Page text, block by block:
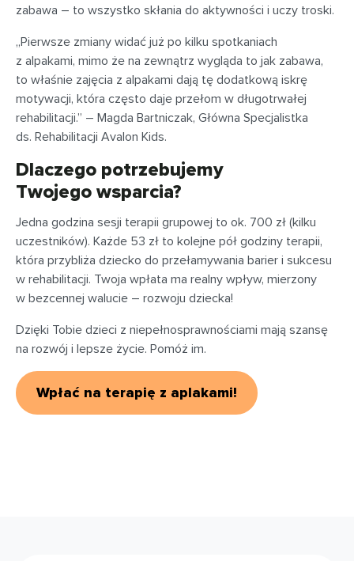
zabawa – to wszystko skłania do aktywności i uczy troski.
„Pierwsze zmiany widać już po kilku spotkaniach
z alpakami, mimo że na zewnątrz wygląda to jak zabawa,
to właśnie zajęcia z alpakami dają tę dodatkową iskrę
motywacji, która często daje przełom w długotrwałej
rehabilitacji.” – Magda Bartniczak, Główna Specjalistka
ds. Rehabilitacji Avalon Kids.
Dlaczego potrzebujemy
Twojego wsparcia?
Jedna godzina sesji terapii grupowej to ok. 700 zł (kilku
uczestników). Każde 53 zł to kolejne pół godziny terapii,
która przybliża dziecko do przełamywania barier i sukcesu
w rehabilitacji. Twoja wpłata ma realny wpływ, mierzony
w bezcennej walucie – rozwoju dziecka!
Dzięki Tobie dzieci z niepełnosprawnościami mają szansę
na rozwój i lepsze życie. Pomóż im.
Wpłać na terapię z aplakami!